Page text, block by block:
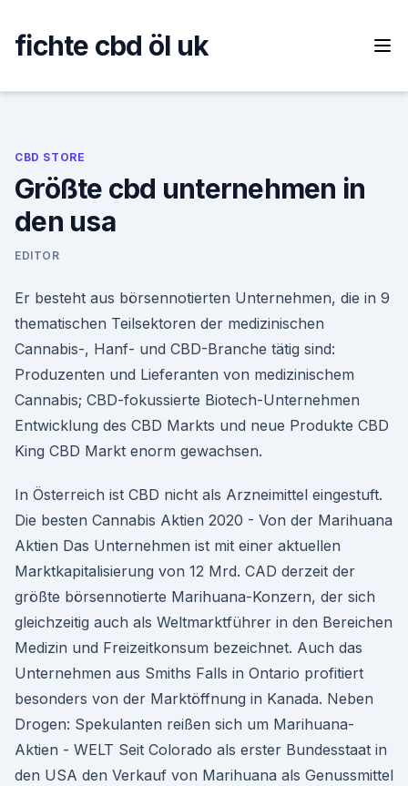
content
fichte cbd öl uk
CBD STORE
Größte cbd unternehmen in
den usa
EDITOR
Er besteht aus börsennotierten Unternehmen, die in 9
thematischen Teilsektoren der medizinischen
Cannabis-, Hanf- und CBD-Branche tätig sind:
Produzenten und Lieferanten von medizinischem
Cannabis; CBD-fokussierte Biotech-Unternehmen
Entwicklung des CBD Markts und neue Produkte CBD
King CBD Markt enorm gewachsen.
In Österreich ist CBD nicht als Arzneimittel eingestuft.
Die besten Cannabis Aktien 2020 - Von der Marihuana
Aktien Das Unternehmen ist mit einer aktuellen
Marktkapitalisierung von 12 Mrd. CAD derzeit der
größte börsennotierte Marihuana-Konzern, der sich
gleichzeitig auch als Weltmarktführer in den Bereichen
Medizin und Freizeitkonsum bezeichnet. Auch das
Unternehmen aus Smiths Falls in Ontario profitiert
besonders von der Marktöffnung in Kanada. Neben
Drogen: Spekulanten reißen sich um Marihuana-
Aktien - WELT Seit Colorado als erster Bundesstaat in
den USA den Verkauf von Marihuana als Genussmittel